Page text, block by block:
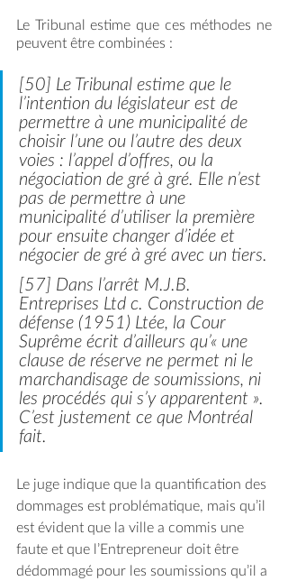
Le Tribunal estime que ces méthodes ne
peuvent être combinées :
[50] Le Tribunal estime que le
l’intention du législateur est de
permettre à une municipalité de
choisir l’une ou l’autre des deux
voies : l’appel d’offres, ou la
négociation de gré à gré. Elle n’est
pas de permettre à une
municipalité d’utiliser la première
pour ensuite changer d’idée et
négocier de gré à gré avec un tiers.
[57] Dans l’arrêt M.J.B.
Entreprises Ltd c. Construction de
défense (1951) Ltée, la Cour
Suprême écrit d’ailleurs qu’« une
clause de réserve ne permet ni le
marchandisage de soumissions, ni
les procédés qui s’y apparentent ».
C’est justement ce que Montréal
fait.
Le juge indique que la quantification des
dommages est problématique, mais qu’il
est évident que la ville a commis une
faute et que l’Entrepreneur doit être
dédommagé pour les soumissions qu’il a